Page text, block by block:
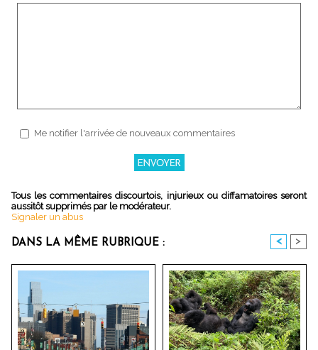
Me notifier l'arrivée de nouveaux commentaires
Tous les commentaires discourtois, injurieux ou diffamatoires seront
aussitôt supprimés par le modérateur.
Signaler un abus
DANS LA MÊME RUBRIQUE : < >